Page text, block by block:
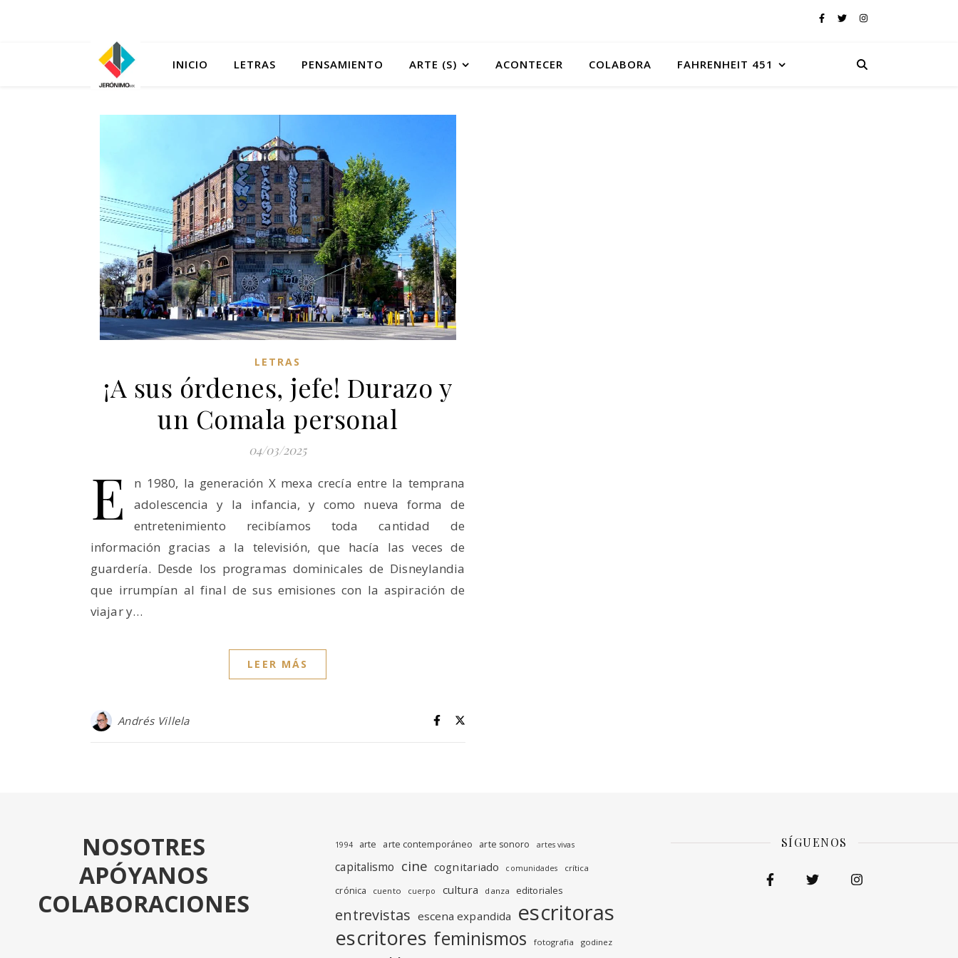
INICIO LETRAS PENSAMIENTO ARTE (S) ACONTECER COLABORA FAHRENHEIT 451
LETRAS
¡A sus órdenes, jefe! Durazo y
un Comala personal
04/03/2025
E
n 1980, la generación X mexa crecía entre la temprana
adolescencia y la infancia, y como nueva forma de
entretenimiento recibíamos toda cantidad de
información gracias a la televisión, que hacía las veces de
guardería. Desde los programas dominicales de Disneylandia
que irrumpían al final de sus emisiones con la aspiración de
viajar y…
LEER MÁS
Andrés Villela
NOSOTRES
APÓYANOS
COLABORACIONES
1994 arte arte contemporáneo arte sonoro artes vivas
capitalismo cine cognitariado comunidades crítica
crónica cuento cuerpo cultura danza editoriales
entrevistas escena expandida escritoras
escritores feminismos fotografia godinez
SÍGUENOS